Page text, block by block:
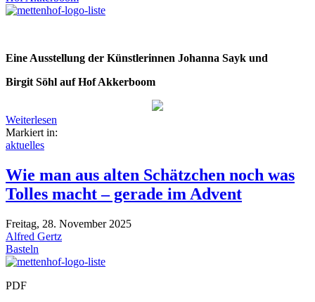
Eine Ausstellung der Künstlerinnen Johanna Sayk und
Birgit Söhl auf Hof Akkerboom
Weiterlesen
Markiert in:
aktuelles
Wie man aus alten Schätzchen noch was
Tolles macht – gerade im Advent
Freitag, 28. November 2025
Alfred Gertz
Basteln
PDF